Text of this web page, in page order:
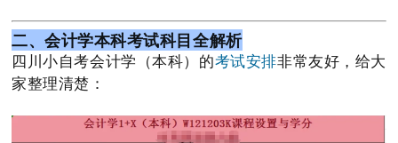
二、会计学本科考试科目全解析
四川小自考会计学（本科）的考试安排非常友好，给大
家整理清楚：